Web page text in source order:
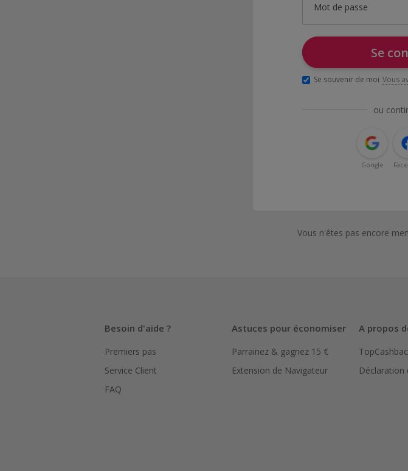
Mot de passe
Se
Se souvenir de moi Vous
ou
Google
Vous n'êtes pas encore
Besoin d'aide ?
Premiers pas
Service Client
FAQ
Astuces pour économiser
Parrainez & gagnez 15 €
Extension de Navigateur
A propos
Déclaration